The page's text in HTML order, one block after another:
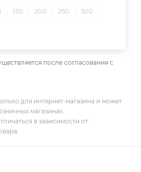
150 200 250
300
после согласования с
для интернет-магазина и может
магазинах.
в зависимости от